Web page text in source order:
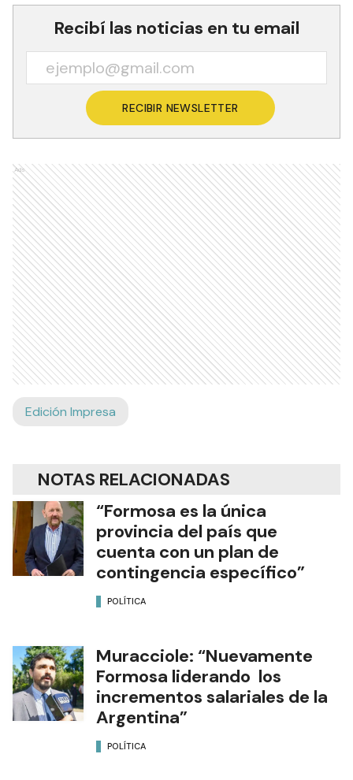
Recibí las noticias en tu email
RECIBIR NEWSLETTER
Ads
Edición Impresa
NOTAS RELACIONADAS
“Formosa es la única
provincia del país que
cuenta con un plan de
contingencia específico”
POLÍTICA
Muracciole: “Nuevamente
Formosa liderando los
incrementos salariales de la
Argentina”
POLÍTICA